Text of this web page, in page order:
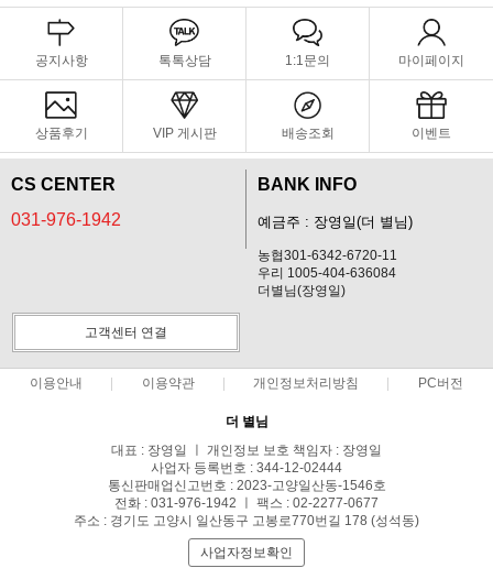
공지사항 톡톡상담 1:1문의 마이페이지
상품후기 VIP 게시판 배송조회 이벤트
CS CENTER
031-976-1942
BANK INFO
예금주 : 장영일(더 별님)
농협301-6342-6720-11
우리 1005-404-636084
더별님(장영일)
고객센터 연결
이용안내 이용약관 개인정보처리방침 PC버전
더 별님
대표 : 장영일 ㅣ 개인정보 보호 책임자 : 장영일
사업자 등록번호 : 344-12-02444
통신판매업신고번호 : 2023-고양일산동-1546호
전화 : 031-976-1942 ㅣ 팩스 : 02-2277-0677
주소 : 경기도 고양시 일산동구 고봉로770번길 178 (성석동)
사업자정보확인